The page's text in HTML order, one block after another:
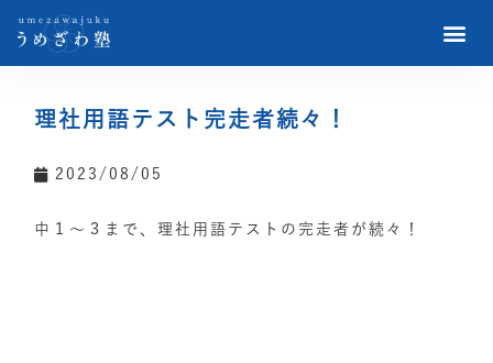
理社用語テスト完走者続々！
2023/08/05
中１〜３まで、理社用語テストの完走者が続々！